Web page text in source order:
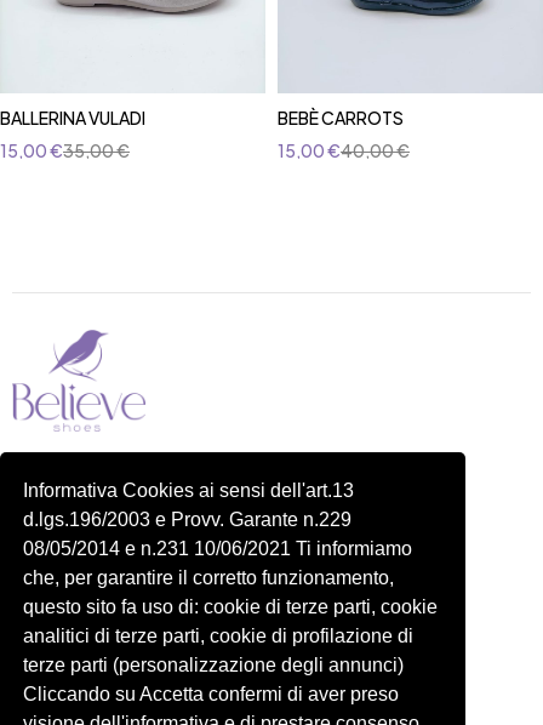
Informativa Cookies ai sensi dell'art.13
d.lgs.196/2003 e Provv. Garante n.229
08/05/2014 e n.231 10/06/2021 Ti informiamo
che, per garantire il corretto funzionamento,
questo sito fa uso di: cookie di terze parti, cookie
analitici di terze parti, cookie di profilazione di
terze parti (personalizzazione degli annunci)
Cliccando su Accetta confermi di aver preso
BALLERINA VULADI
35,00€
15,00€
BEBÈ CARROTS
40,00€
15,00€
P.IVA 14822091006
N.REA: RM-1548401
C.SOCIALE: €10,00
334 918 4321
Shop
Donna
Account
Carrello
Profilo